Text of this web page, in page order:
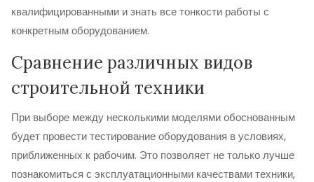
квалифицированными и знать все тонкости работы с
конкретным оборудованием.
Сравнение различных видов
строительной техники
При выборе между несколькими моделями обоснованным
будет провести тестирование оборудования в условиях,
приближенных к рабочим. Это позволяет не только лучше
познакомиться с эксплуатационными качествами техники,